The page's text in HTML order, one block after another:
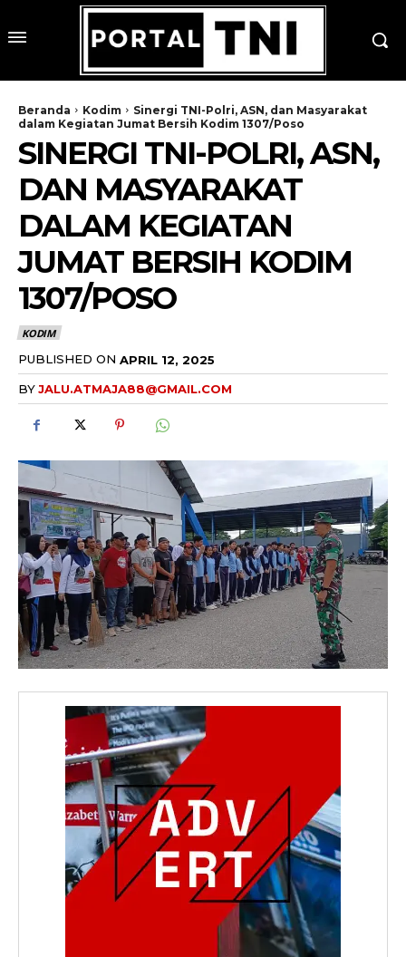
Beranda Kodim
Sinergi TNI-Polri, ASN, dan Masyarakat
dalam Kegiatan Jumat Bersih Kodim 1307/Poso
SINERGI TNI-POLRI, ASN,
DAN MASYARAKAT
DALAM KEGIATAN
JUMAT BERSIH KODIM
1307/POSO
KODIM
PUBLISHED ON APRIL 12, 2025
BYJALU.ATMAJA88@GMAIL.COM